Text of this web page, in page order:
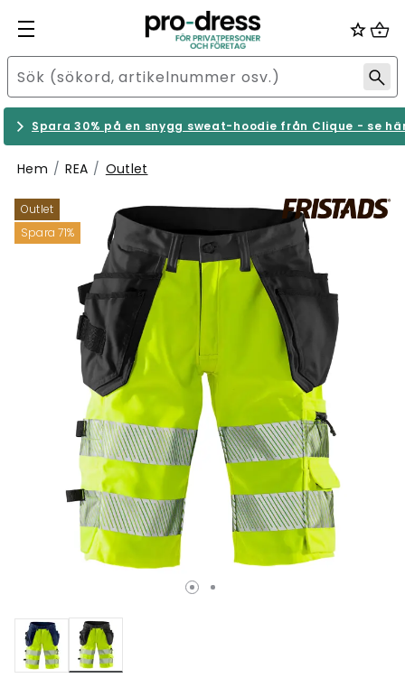
Spara 30% på en snygg sweat-hoodie från Clique - se
Hem REA Outlet
Outlet
Spara 71%
Valda